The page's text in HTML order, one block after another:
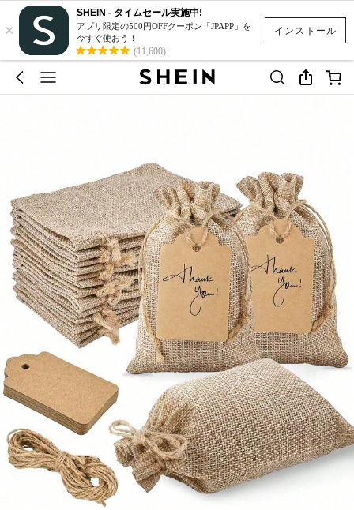
インストール
×
SHEIN - タイムセール実施中!
アプリ限定の500円OFFクーポン「JPAPP」を
今すぐ使おう！
(11,600)